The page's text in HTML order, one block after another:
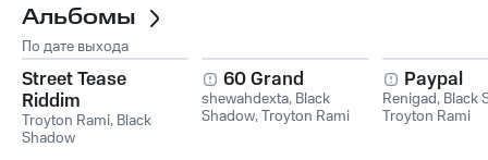
Альбомы
По дате выхода
Street Tease
Riddim
Troyton Rami, Black
Shadow
60 Grand
shewahdexta, Black
Shadow,Troyton Rami
Paypal
Renigad, Black
Troyton Rami